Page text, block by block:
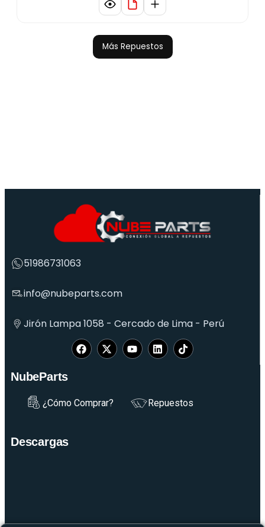
Más Repuestos
51986731063
info@nubeparts.com
Jirón Lampa 1058 - Cercado de Lima - Perú
NubeParts
¿Cómo Comprar? Repuestos
Descargas